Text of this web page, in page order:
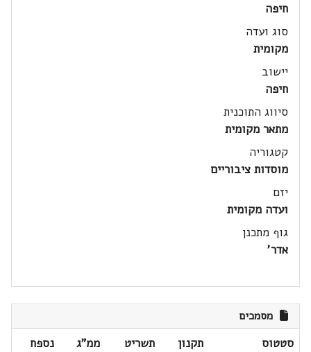
חיפה
סוג ועדה
מקומית
יישוב
חיפה
סיווג התוכנית
מתאר מקומית
קטגוריה
מוסדות ציבוריים
יזם
ועדה מקומית
גוף מתכנן
אדר'
מסמכים
סטטוס תקנון תשריט ממ"ג
נספח